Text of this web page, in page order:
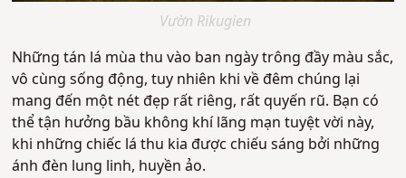
Vườn Rikugien
Những tán lá mùa thu vào ban ngày trông đầy màu sắc,
vô cùng sống động, tuy nhiên khi về đêm chúng lại
mang đến một nét đẹp rất riêng, rất quyến rũ. Bạn có
thể tận hưởng bầu không khí lãng mạn tuyệt vời này,
khi những chiếc lá thu kia được chiếu sáng bởi những
ánh đèn lung linh, huyền ảo.